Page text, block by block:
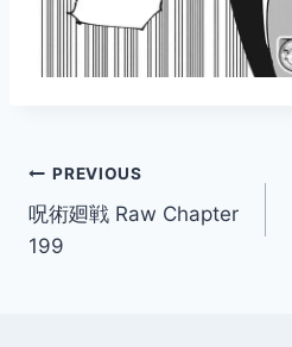
Post
navigation
PREVIOUS
呪術廻戦 Raw Chapter
199